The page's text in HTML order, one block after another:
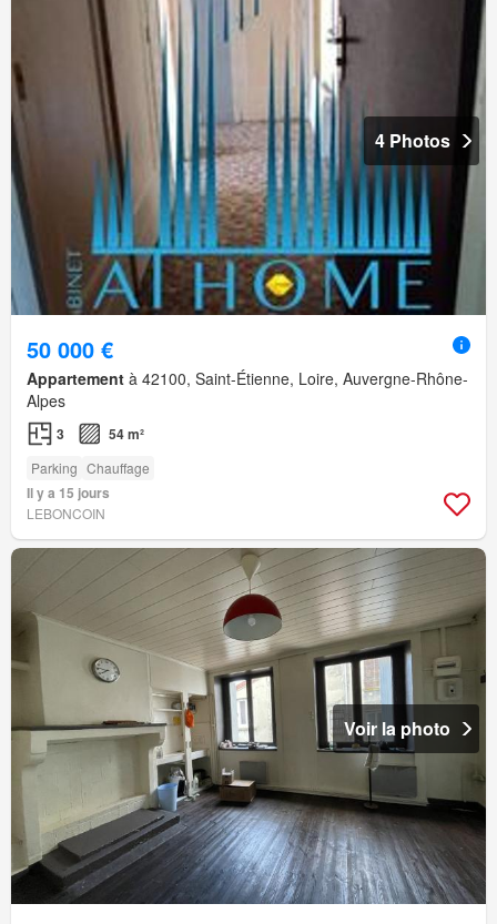
4 Photos
50 000 €
Appartement à 42100, Saint-Étienne, Loire, Auvergne-Rhône-
Alpes
3 54 m²
Parking Chauffage
Il y a 15 jours
LEBONCOIN
Voir la photo